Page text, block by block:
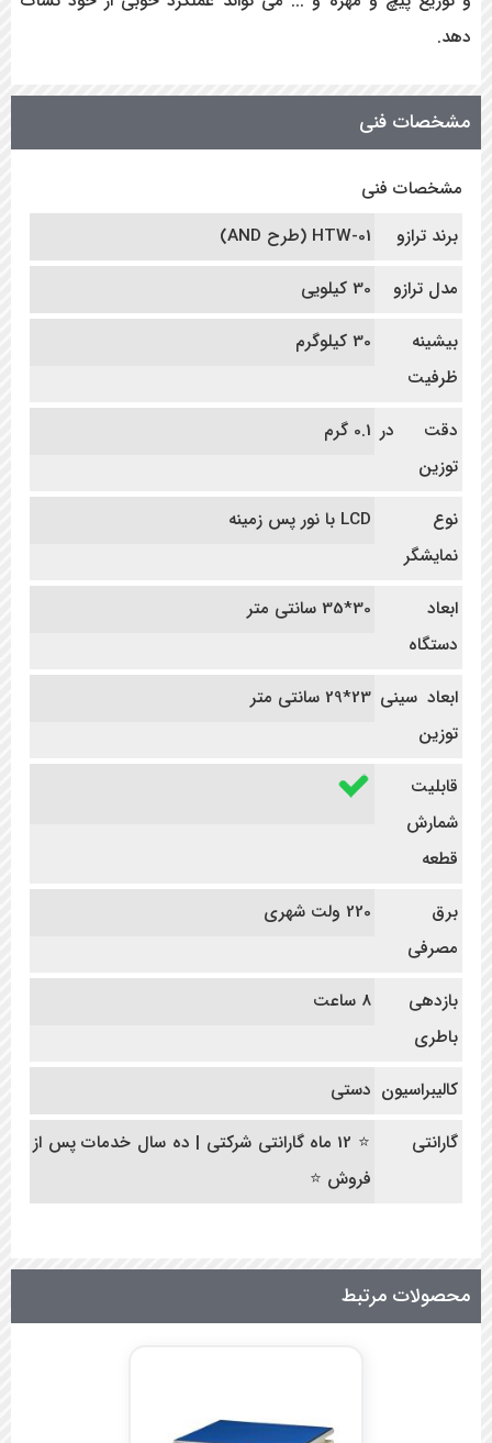
دهد.
مشخصات فنی
مشخصات فنی
برند ترازو
HTW-01 (طرح AND)
مدل ترازو
30 کیلویی
بیشینه
ظرفیت
30 کیلوگرم
دقت در
توزین
0.1 گرم
نوع
نمایشگر
LCD با نور پس زمینه
ابعاد
دستگاه
30*35 سانتی متر
ابعاد سینی
توزین
23*29 سانتی متر
قابلیت
شمارش
قطعه
برق
مصرفی
220 ولت شهری
بازدهی
باطری
8 ساعت
کالیبراسیون دستی
گارانتی
⭐ 12 ماه گارانتی شرکتی | ده سال خدمات پس از
فروش ⭐
محصولات مرتبط